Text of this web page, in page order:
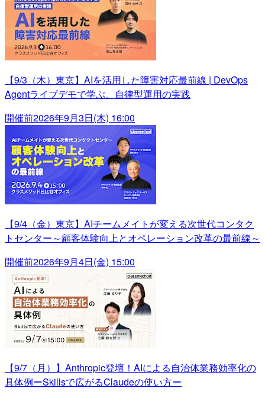
【9/3（木）東京】AIを活用した障害対応最前線 | DevOps
Agentライブデモで学ぶ、自律型運用の実践
開催前2026年9月3日(木) 16:00
【9/4（金）東京】AIチームメイトが変える次世代コンタク
トセンター～顧客体験向上とオペレーション改革の最前線～
開催前2026年9月4日(金) 15:00
【9/7（月）】Anthropic登壇！AIによる自治体業務効率化の
具体例ーSkillsで広がるClaudeの使い方ー